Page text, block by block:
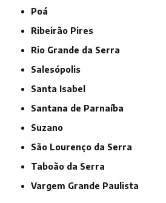
Poá
Ribeirão Pires
Rio Grande da Serra
Salesópolis
Santa Isabel
Santana de Parnaíba
Suzano
São Lourenço da Serra
Taboão da Serra
Vargem Grande Paulista